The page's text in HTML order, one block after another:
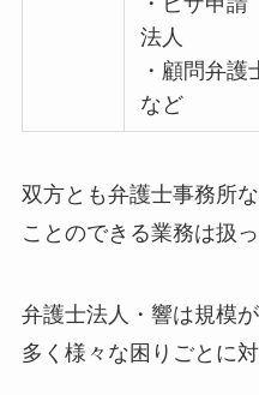
法人
・顧問弁
など
双方とも弁護士事務所
ことのできる業務は扱
弁護士法人・響は規模
多く様々な困りごとに